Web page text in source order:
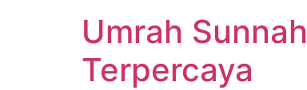
Umrah Sunnah
Terpercaya